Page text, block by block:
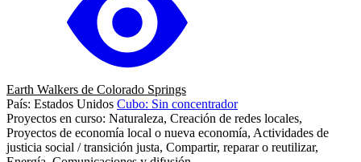
Earth Walkers de Colorado Springs
País: Estados Unidos Cubo: Sin concentrador
Proyectos en curso: Naturaleza, Creación de redes locales,
Proyectos de economía local o nueva economía, Actividades de
justicia social / transición justa, Compartir, reparar o reutilizar,